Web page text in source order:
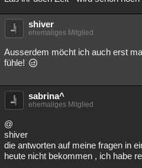
shiver
ehemaliges Mitglied
Ausserdem möcht ich auch erst
fühle!
sabrina^
ehemaliges Mitglied
@
shiver
die antworten auf meine fragen in
heute nicht bekommen , ich habe